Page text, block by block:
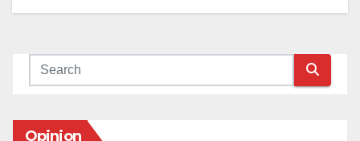
Opinion